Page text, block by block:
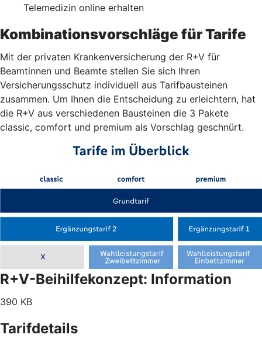
Telemedizin online erhalten
Kombinationsvorschläge für Tarife
Mit der privaten Krankenversicherung der R+V für
Beamtinnen und Beamte stellen Sie sich Ihren
Versicherungsschutz individuell aus Tarifbausteinen
zusammen. Um Ihnen die Entscheidung zu erleichtern, hat
die R+V aus verschiedenen Bausteinen die 3 Pakete
classic, comfort und premium als Vorschlag geschnürt.
R+V-Beihilfekonzept: Information
390 KB
Tarifdetails